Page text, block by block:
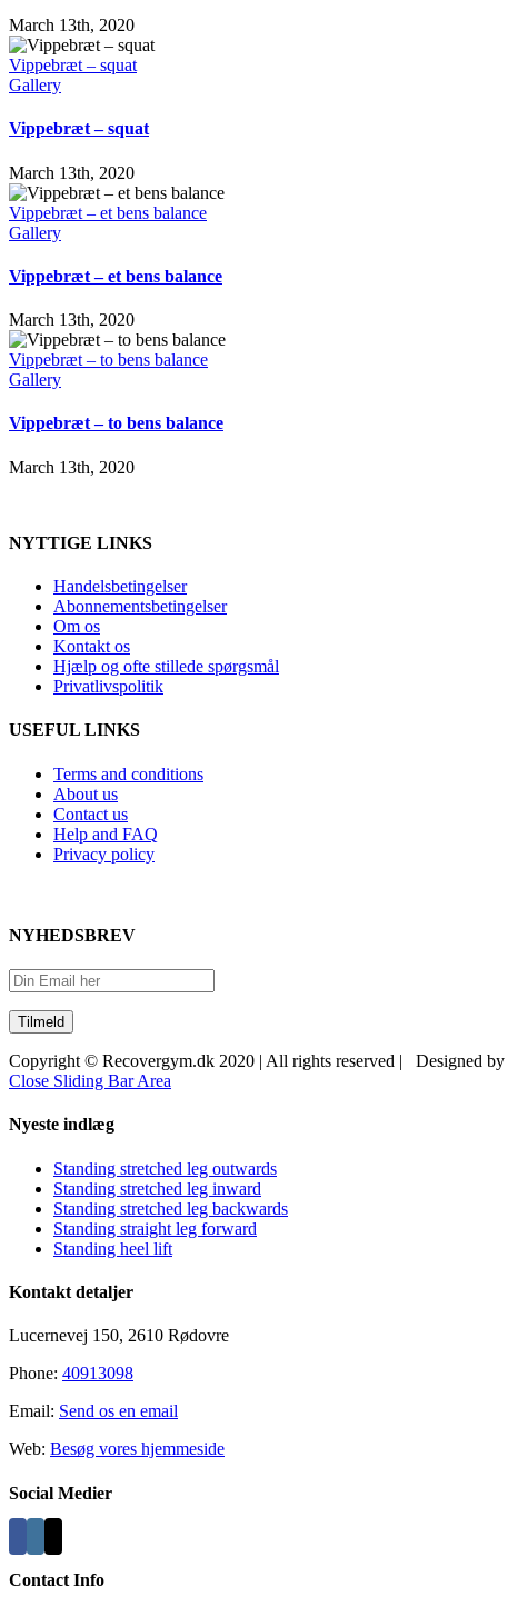
March 13th, 2020
Vippebræt – squat
Gallery
Vippebræt – squat
March 13th, 2020
Vippebræt – et bens balance
Gallery
Vippebræt – et bens balance
March 13th, 2020
Vippebræt – to bens balance
Gallery
Vippebræt – to bens balance
March 13th, 2020
NYTTIGE LINKS
Handelsbetingelser
Abonnementsbetingelser
Om os
Kontakt os
Hjælp og ofte stillede spørgsmål
Privatlivspolitik
USEFUL LINKS
Terms and conditions
About us
Contact us
Help and FAQ
Privacy policy
NYHEDSBREV
Copyright © Recovergym.dk 2020 | All rights reserved | Designed by
Close Sliding Bar Area
Nyeste indlæg
Standing stretched leg outwards
Standing stretched leg inward
Standing stretched leg backwards
Standing straight leg forward
Standing heel lift
Kontakt detaljer
Lucernevej 150, 2610 Rødovre
Phone: 40913098
Email: Send os en email
Web: Besøg vores hjemmeside
Social Medier
Contact Info